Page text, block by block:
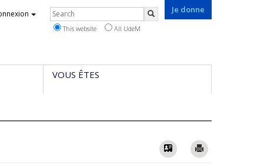
Je donne
Rechercher
This website All UdeM
VOUS ÊTES
Vcard